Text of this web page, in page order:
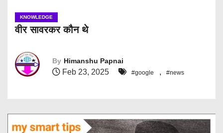
KNOWLEDGE
वीर सावरकर कौन थे
By Himanshu Papnai
Feb 23, 2025 #google , #news